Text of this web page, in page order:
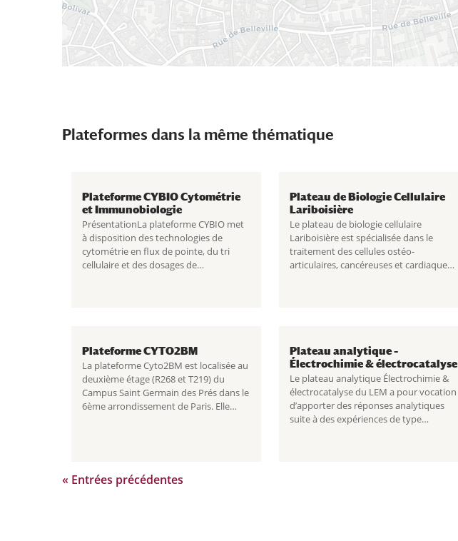
Plateformes dans la même thématique
Plateforme CYBIO Cytométrie
et Immunobiologie
PrésentationLa plateforme CYBIO met
à disposition des technologies de
cytométrie en flux de pointe, du tri
cellulaire et des dosages de
Plateau de Biologie Cellulaire
Lariboisière
Le plateau de biologie cellulaire
Lariboisière est spécialisée dans le
traitement des cellules ostéo-
articulaires, cancéreuses et cardiaques.
Plateforme CYTO2BM
La plateforme Cyto2BM est localisée au
deuxième étage (R268 et T219) du
Campus Saint Germain des Prés dans le
6ème arrondissement de Paris. Elle
Plateau analytique –
Électrochimie & électrocatalyse
Le plateau analytique Électrochimie &
électrocatalyse du LEM a pour vocation
d’apporter des réponses analytiques
suite à des expériences de type
« Entrées précédentes